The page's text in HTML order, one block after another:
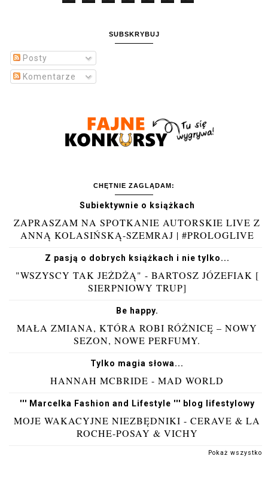
SUBSKRYBUJ
Posty
Komentarze
CHĘTNIE ZAGLĄDAM:
Subiektywnie o książkach
ZAPRASZAM NA SPOTKANIE AUTORSKIE LIVE Z
ANNĄ KOLASIŃSKĄ-SZEMRAJ | #PROLOGLIVE
Z pasją o dobrych książkach i nie tylko...
"WSZYSCY TAK JEŻDŻĄ" - BARTOSZ JÓZEFIAK [
SIERPNIOWY TRUP]
Be happy.
MAŁA ZMIANA, KTÓRA ROBI RÓŻNICĘ – NOWY
SEZON, NOWE PERFUMY.
Tylko magia słowa...
HANNAH MCBRIDE - MAD WORLD
''' Marcelka Fashion and Lifestyle ''' blog lifestylowy
MOJE WAKACYJNE NIEZBĘDNIKI - CERAVE & LA
ROCHE-POSAY & VICHY
Pokaż wszystko